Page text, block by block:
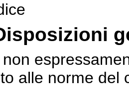
alle norme del